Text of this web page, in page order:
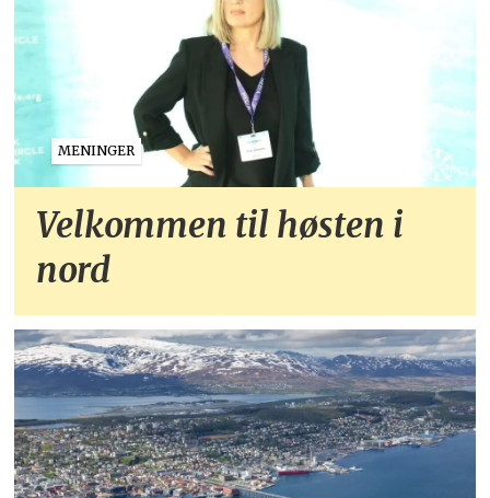
MENINGER
Velkommen til høsten i
nord